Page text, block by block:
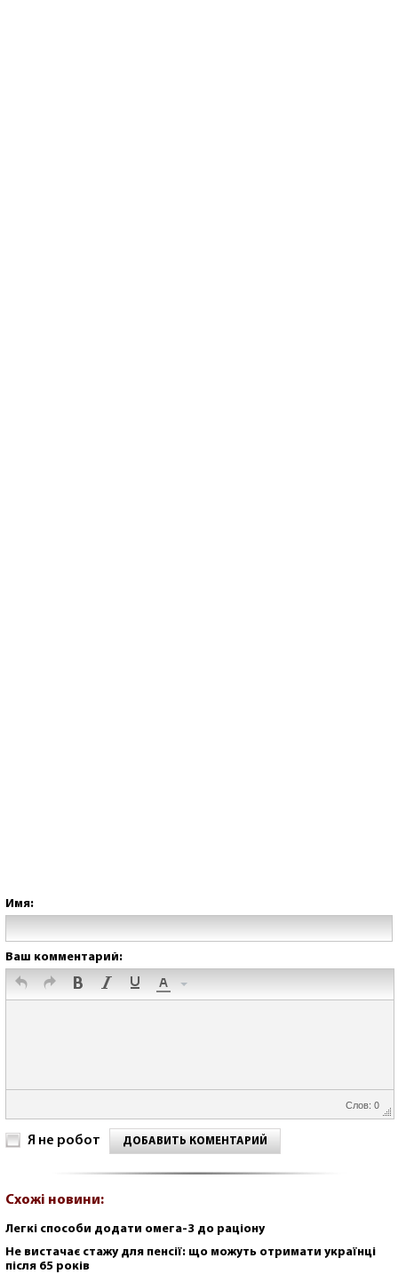
Имя:
Ваш комментарий:
Слов: 0
Я не робот ДОБАВИТЬ КОМЕНТАРИЙ
Схожі новини:
Легкі способи додати омега-3 до раціону
Не вистачає стажу для пенсії: що можуть отримати українці
після 65 років